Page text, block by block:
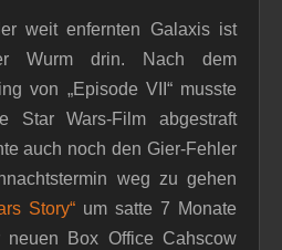
weit enfernten Galaxis ist
Wurm drin. Nach dem
von „Episode VII“ musste
Star Wars-Film abgestraft
auch noch den Gier-Fehler
weg zu gehen
Story“ um satte 7 Monate
neuen Box Office Cahscow